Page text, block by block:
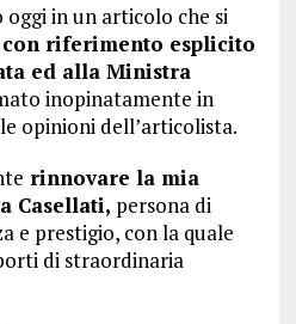
in un articolo che si
con riferimento esplicito
ed alla Ministra
inopinatamente in
opinioni dell’articolista.
rinnovare la mia
Casellati, persona di
e prestigio, con la quale
di straordinaria